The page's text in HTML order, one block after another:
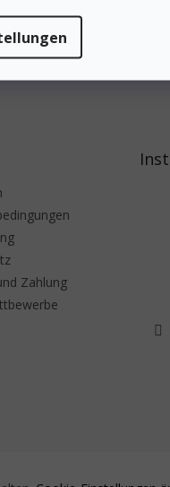
Zahlung